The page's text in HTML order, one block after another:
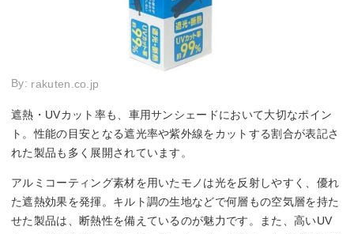
By: rakuten.co.jp
遮熱・UVカット率も、車用サンシェードにおいて大切なポイン
ト。性能の目安となる遮光率や紫外線をカットする割合が表記さ
れた製品も多く展開されています。
アルミコーティング素材を用いたモノは光を反射しやすく、優れ
た遮熱効果を発揮。キルト調の生地などで何層もの空気層を持た
せた製品は、断熱性を備えているのが魅力です。また、高いUV